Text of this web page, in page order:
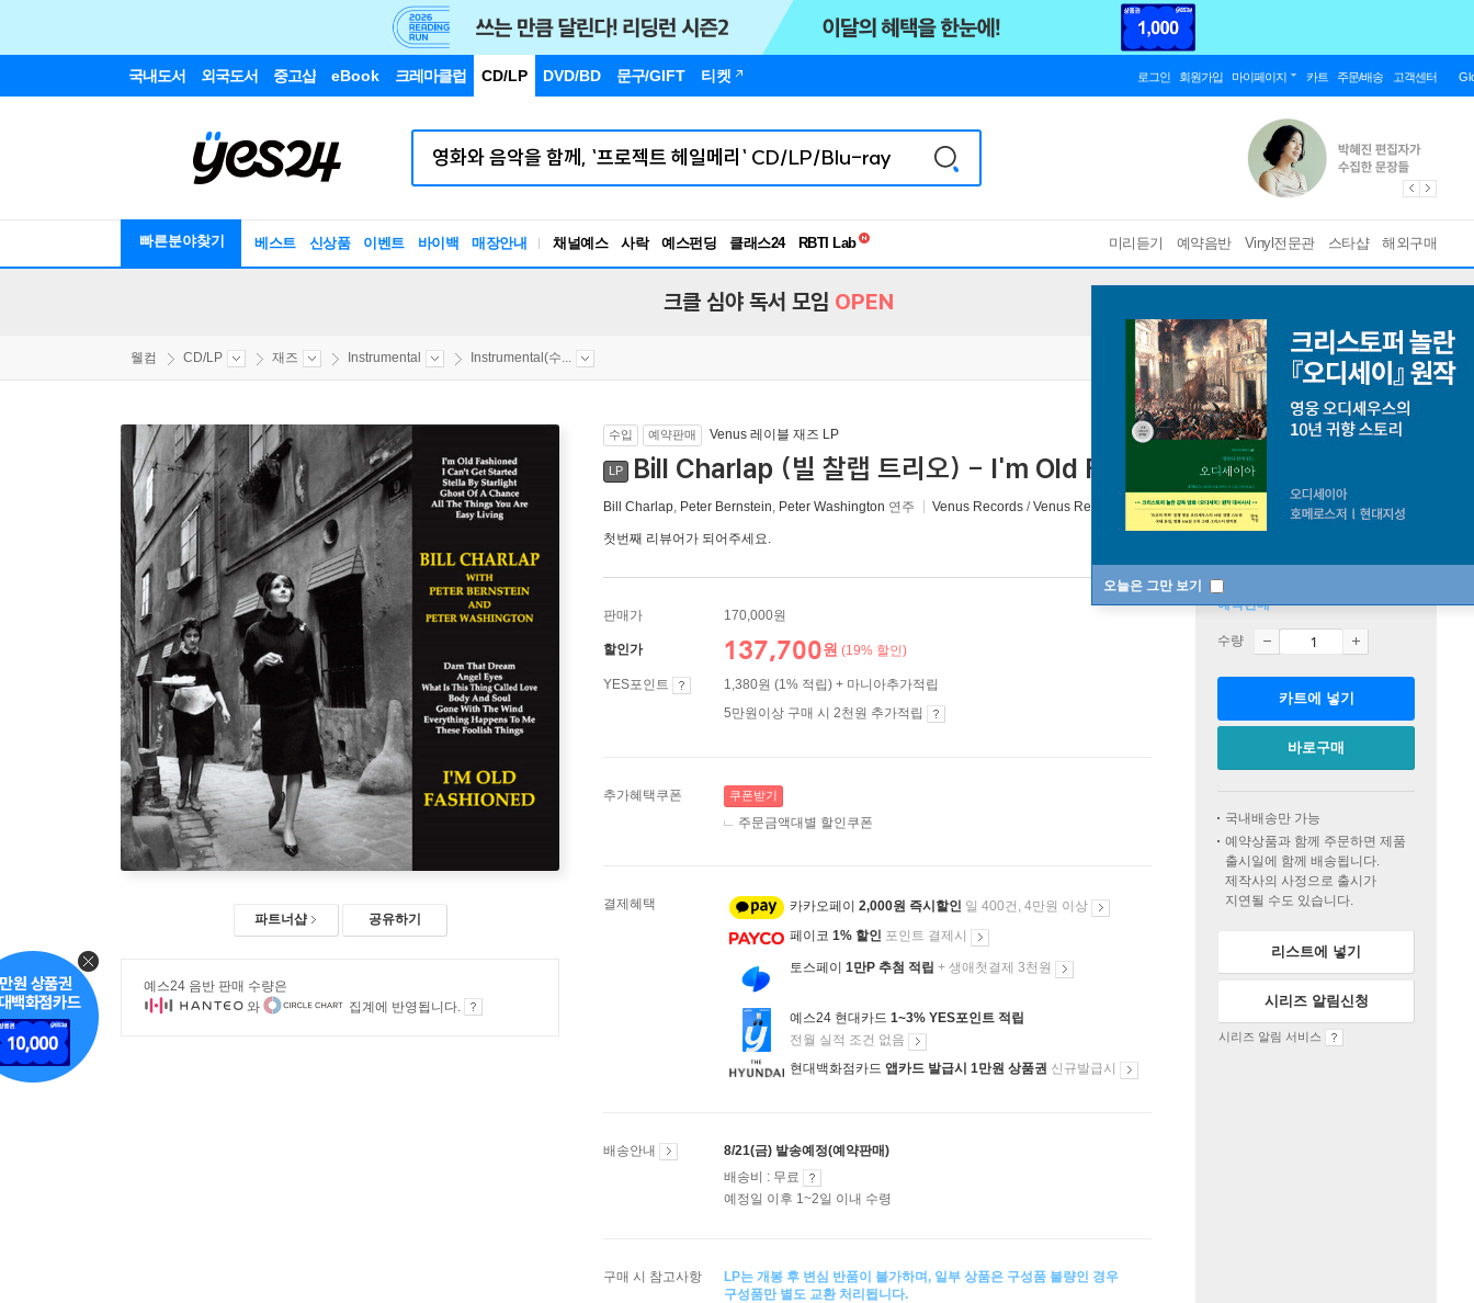
국내도서 외국도서 중고샵 eBook 크레마클럽 CD/LP DVD/BD 문구/GIFT 티켓 로그인 회원가입 마이페이지 카트 주문/배송 고객센터
빠른분야찾기 베스트 신상품 이벤트 바이백 매장안내 채널예스 사락 예스펀딩 클래스24
RBTI Lab
독서유형검사
미리듣기 예약음반 Vinyl전문관 스타샵 해외구매
오늘은 그만 보기
크클 심야 독서 모임 OPEN
웰컴 CD/LP 재즈 Instrumental Instrumental(수...
파트너샵 공유하기
예스24 음반 판매 수량은
와
집계에 반영됩니다.
수입 예약판매 Venus 레이블 재즈 LP
LP Bill Charlap (빌 찰랩 트리오) - I'm Old Fashioned [2LP]
Bill Charlap, Peter Bernstein, Peter Washington 연주 Venus Records /Venus Records 2025년 03월 26일
첫번째 리뷰어가 되어주세요.
판매가 170,000원
할인가 137,700원 (19% 할인)
YES포인트
1,380원 (1% 적립) + 마니아추가적립
5만원이상 구매 시 2천원 추가적립
추가혜택쿠폰 쿠폰받기
주문금액대별 할인쿠폰
결제혜택 카카오페이 2,000원 즉시할인 일 400건, 4만원 이상
페이코 1% 할인 포인트 결제시
토스페이 1만P 추첨 적립 + 생애첫결제 3천원
예스24 현대카드 1~3% YES포인트 적립
전월 실적 조건 없음
현대백화점카드 앱카드 발급시 1만원 상품권 신규발급시
배송안내
8/21(금) 발송예정(예약판매)
배송비 : 무료
예정일 이후 1~2일 이내 수령
구매 시 참고사항
LP는 개봉 후 변심 반품이 불가하며, 일부 상품은 구성품 불량인 경우
구성품만 별도 교환 처리됩니다.
예약판매
수량
카트에 넣기
바로구매
국내배송만 가능
예약상품과 함께 주문하면 제품
출시일에 함께 배송됩니다.
제작사의 사정으로 출시가
지연될 수도 있습니다.
리스트에 넣기
시리즈 알림신청
시리즈 알림 서비스